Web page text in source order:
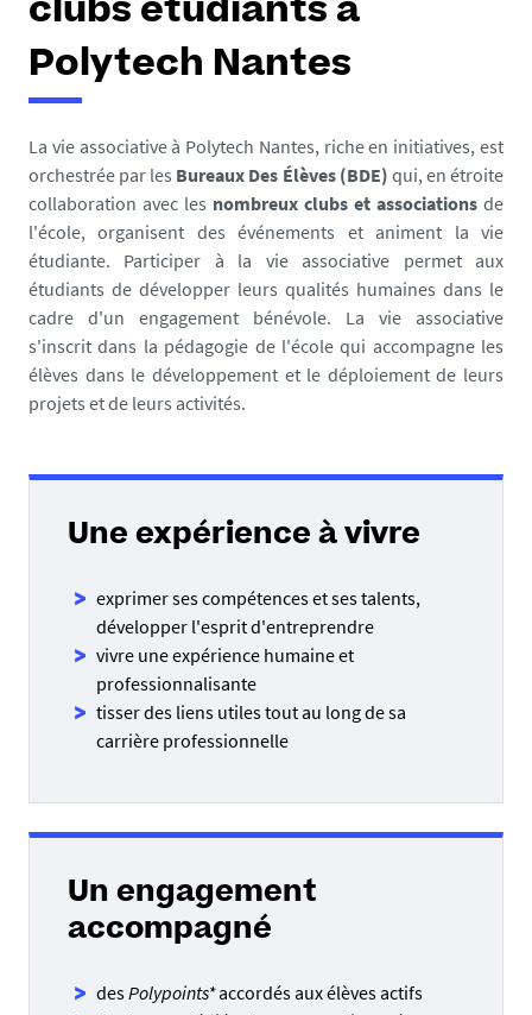
clubs étudiants à
Polytech Nantes
La vie associative à Polytech Nantes, riche en initiatives, est
orchestrée par les Bureaux Des Élèves (BDE) qui, en étroite
collaboration avec les nombreux clubs et associations de
l'école, organisent des événements et animent la vie
étudiante. Participer à la vie associative permet aux
étudiants de développer leurs qualités humaines dans le
cadre d'un engagement bénévole. La vie associative
s'inscrit dans la pédagogie de l'école qui accompagne les
élèves dans le développement et le déploiement de leurs
projets et de leurs activités.
Une expérience à vivre
exprimer ses compétences et ses talents,
développer l'esprit d'entreprendre
vivre une expérience humaine et
professionnalisante
tisser des liens utiles tout au long de sa
carrière professionnelle
Un engagement
accompagné
desPolypoints*accordés aux élèves actifs